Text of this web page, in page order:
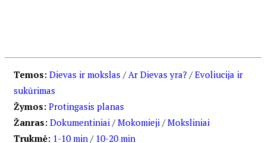
Temos: Dievas ir mokslas /Ar Dievas yra? /Evoliucija ir
sukūrimas
Žymos: Protingasis planas
Žanras: Dokumentiniai /Mokomieji /Moksliniai
Trukmė: 1-10 min / 10-20 min